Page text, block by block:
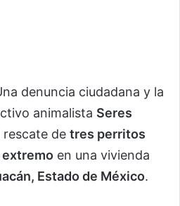
denuncia ciudadana y la
animalista Seres
de tres perritos
en una vivienda
Estado de México.